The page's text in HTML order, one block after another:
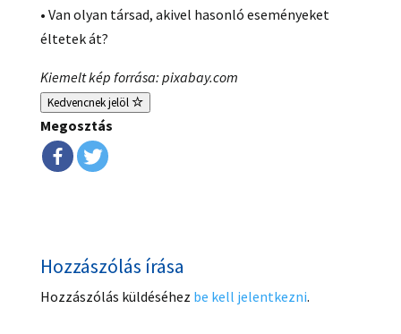
• Van olyan társad, akivel hasonló eseményeket
éltetek át?
Kiemelt kép forrása: pixabay.com
Kedvencnek jelöl
Megosztás
Hozzászólás írása
Hozzászólás küldéséhez be kell jelentkezni.